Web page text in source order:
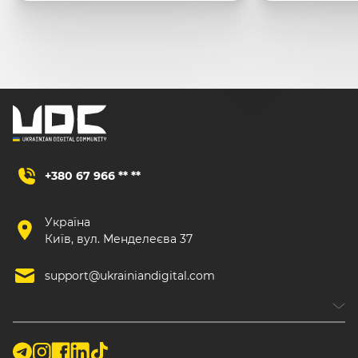
+380 67 966 ** **
Україна
Київ, вул. Менделеєва 37
support@ukrainiandigital.com